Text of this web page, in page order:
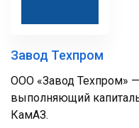
Завод Техпром
ООО «Завод Техпром»
выполняющий
КамАЗ.